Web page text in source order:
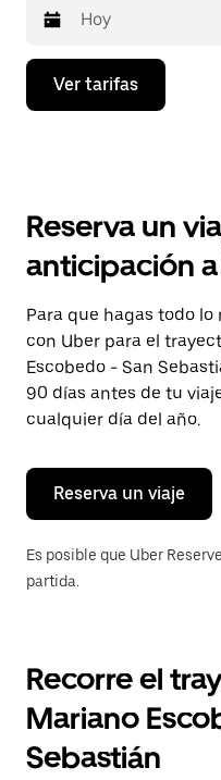
Presiona
flecha
el
y
selecciona
una
fecha.
Presiona
la
tecla Esc
para
cerrar
calendario.
Ver tarifas
Reserva un
anticipación
Para que hagas todo lo
con Uber para el
Escobedo - San
90 días antes de tu
cualquier día del año.
Reserva un viaje
Es posible que Uber
partida.
Recorre el
Mariano
Sebastián